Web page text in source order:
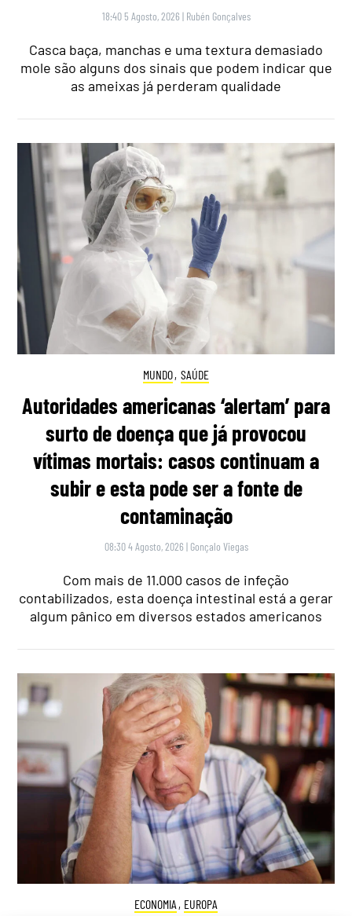
18:40 5 Agosto, 2026 | Rubén Gonçalves
Casca baça, manchas e uma textura demasiado
mole são alguns dos sinais que podem indicar que
as ameixas já perderam qualidade
MUNDO, SAÚDE
Autoridades americanas ‘alertam’ para
surto de doença que já provocou
vítimas mortais: casos continuam a
subir e esta pode ser a fonte de
contaminação
08:30 4 Agosto, 2026 | Gonçalo Viegas
Com mais de 11.000 casos de infeção
contabilizados, esta doença intestinal está a gerar
algum pânico em diversos estados americanos
ECONOMIA , EUROPA